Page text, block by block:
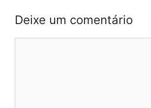
Deixe um comentário